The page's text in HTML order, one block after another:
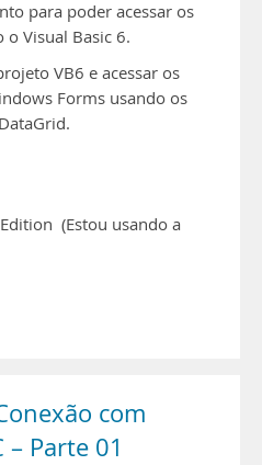
para poder acessar os
o Visual Basic 6.
VB6 e acessar os
Forms usando os
(Estou usando a
com
– Parte 01